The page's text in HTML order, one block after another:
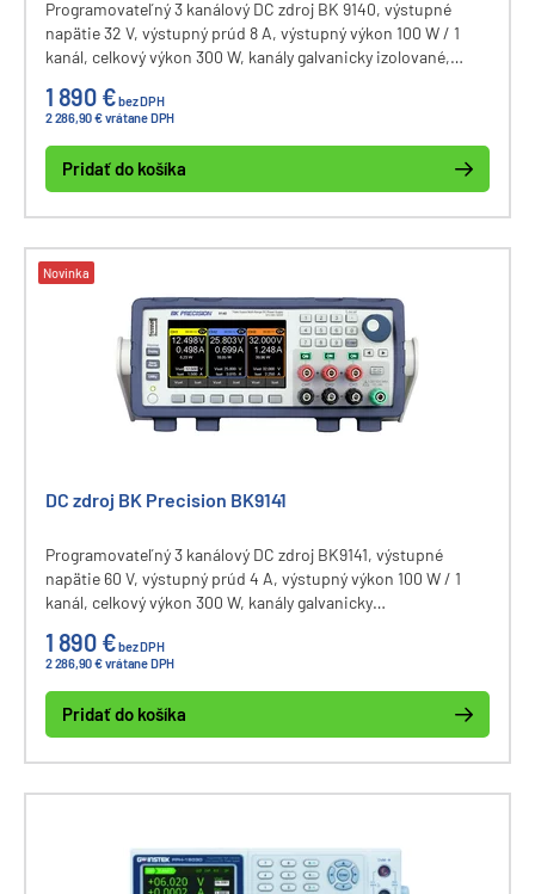
Programovateľný 3 kanálový DC zdroj BK 9140, výstupné
napätie 32 V, výstupný prúd 8 A, výstupný výkon 100 W / 1
kanál, celkový výkon 300 W, kanály galvanicky izolované,
1 890 €bez DPH
2 286,90 € vrátane DPH
Pridať do košíka
Novinka
DC zdroj BK Precision BK9141
Programovateľný 3 kanálový DC zdroj BK9141, výstupné
napätie 60 V, výstupný prúd 4 A, výstupný výkon 100 W / 1
kanál, celkový výkon 300 W, kanály galvanicky
(voliteľne).
1 890 €bez DPH
2 286,90 € vrátane DPH
Pridať do košíka